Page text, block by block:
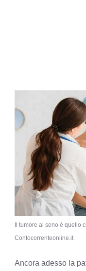
Il tumore al seno è quello
Contocorrenteonline.it
Ancora adesso la